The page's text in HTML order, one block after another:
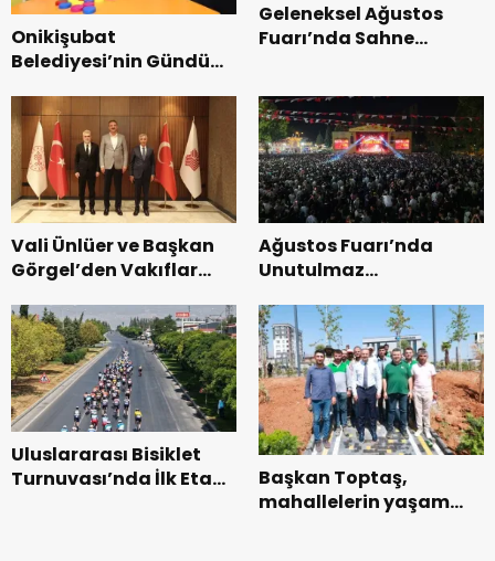
Onikişubat
Belediyesi’nin Gündüz
dönemin ön kayıtları
başladı.
Geleneksel Ağustos
Fuarı’nda Sahne
Vali Ünlüer ve Başkan
Görgel’den Vakıflar
ziyaret.
Ağustos Fuarı’nda
Unutulmaz
Uluslararası Bisiklet
Turnuvası’nda İlk Etap
Başkan Toptaş,
mahallelerin yaşam